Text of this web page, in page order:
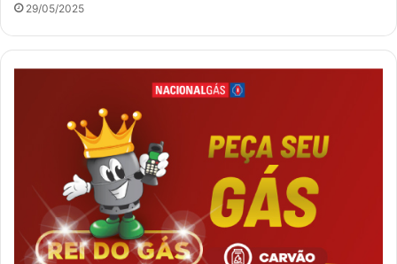
29/05/2025